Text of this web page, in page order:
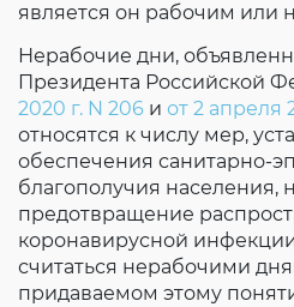
является он рабочим или
Нерабочие дни,
Президента Российской
2020 г. N 206 и от 2 апреля
относятся к числу мер,
обеспечения санитарно-
благополучия населения,
предотвращение
коронавирусной инфекции
считаться нерабочими
придаваемом этому